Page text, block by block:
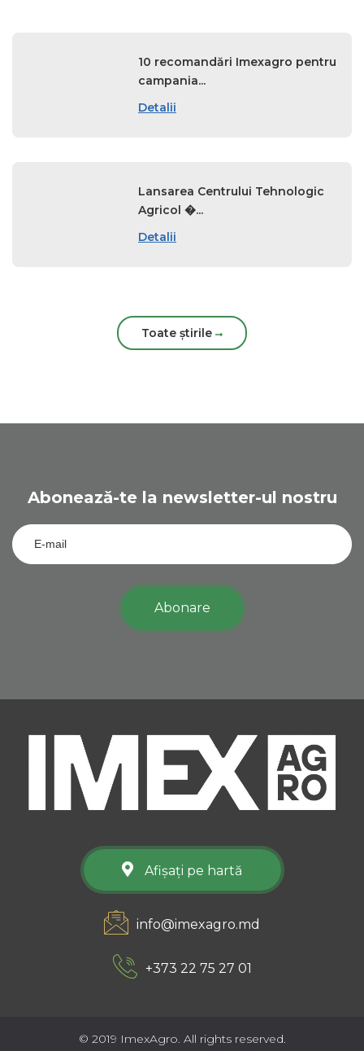
10 recomandări Imexagro pentru
campania...
Detalii
Lansarea Centrului Tehnologic
Agricol �...
Detalii
Toate știrile
Abonează-te la newsletter-ul nostru
Abonare
+373 22 75 27 01
info@imexagro.md
Afișați pe hartă
© 2019 ImexAgro. All rights reserved.